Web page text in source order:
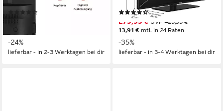
Produktdatenblatt
129,99 €
-24%
lieferbar - in 2-3 Werktagen bei dir
Produktdatenblatt
(18)
279,99 € UVP 429,99 €
13,91 € mtl. in 24 Raten
-35%
lieferbar - in 3-4 Werktagen bei dir